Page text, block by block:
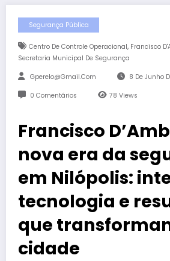
Segurança Pública
Centro De Controle Operacional, Francisco
Secretaria Municipal De Segurança
Gperelo@gmail.com 8 De Junho
0 Comentários 78 Views
Francisco
nova era da
em Nilópolis:
tecnologia e
que
cidade